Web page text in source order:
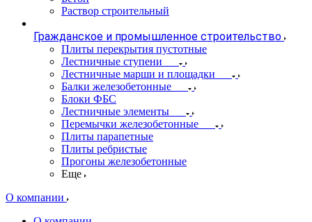
Раствор строительный
Гражданское и промышленное строительство
Плиты перекрытия пустотные
Лестничные ступени
Лестничные марши и площадки
Балки железобетонные
Блоки ФБС
Лестничные элементы
Перемычки железобетонные
Плиты парапетные
Плиты ребристые
Прогоны железобетонные
Еще
О компании